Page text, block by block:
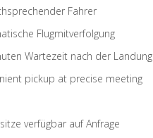
Fahrer
Flugmitverfolgung
Wartezeit nach der Landung
pickup at precise meeting
verfügbar auf Anfrage